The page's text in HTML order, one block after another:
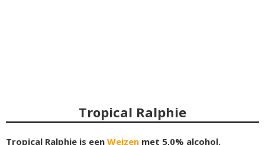
Tropical Ralphie
Tropical Ralphie is een Weizen met 5,0% alcohol.